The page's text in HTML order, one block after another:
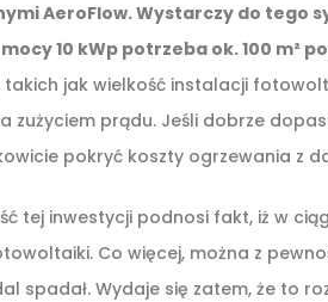
AeroFlow. Wystarczy do tego
10 kWp potrzeba ok. 100 m²
takich jak wielkość instalacji
zużyciem prądu. Jeśli dobrze
pokryć koszty ogrzewania z
tej inwestycji podnosi fakt, iż w
Co więcej, można z
spadał. Wydaje się zatem, że to